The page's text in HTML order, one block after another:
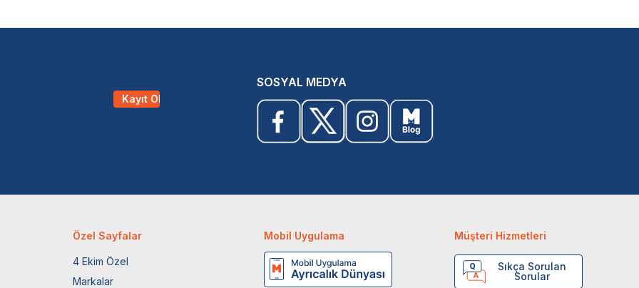
Kayıt Ol
SOSYAL MEDYA
Özel Sayfalar
4 Ekim Özel
Markalar
Mobil Uygulama Müşteri Hizmetleri
Sıkça Sorulan
Sorular